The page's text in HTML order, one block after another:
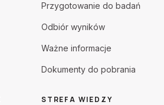
Przygotowanie do badań
Odbiór wyników
Ważne informacje
Dokumenty do pobrania
STREFA WIEDZY